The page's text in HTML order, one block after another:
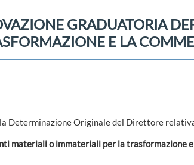
GRADUATORIA
E LA
Determinazione Originale del Direttore
materiali o immateriali per la trasformazione